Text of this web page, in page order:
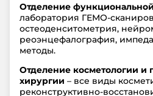
Отделение
лаборатория ГЕМО-
остеоденситометрия,
реоэнцефалография,
методы.
Отделение косметологии и
хирургии – все виды
реконструктивно-